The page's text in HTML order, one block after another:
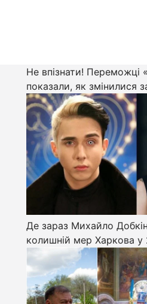
Не впізнати! Переможці
показали, як змінилися
Де зараз Михайло
колишній мер Харкова у